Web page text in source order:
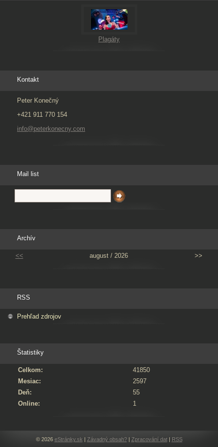
Plagáty
Kontakt
Peter Konečný
+421 911 770 154
info@peterkonecny.com
Mail list
Archív
<< august / 2026 >>
RSS
Prehľad zdrojov
Štatistiky
Online: 1
Celkom:
41850
Mesiac:
2597
Deň:
55
© 2026 eStránky.sk | Závadný obsah?| Zpracování dat| RSS